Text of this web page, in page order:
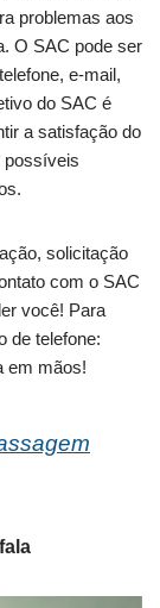
problemas aos
O SAC pode ser
e-mail,
do SAC é
a satisfação do
possíveis
solicitação
com o SAC
você! Para
de telefone:
em mãos!